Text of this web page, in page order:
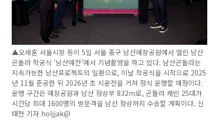
▲오세훈 서울시장 등이 5일 서울 중구 남산예장공원에서 열린 남산
곤돌라 착공식 ‘남산예찬’에서 기념촬영을 하고 있다. 남산곤돌라는
지속가능한 남산프로젝트의 일환으로, 이날 착공식을 시작으로 2025
년 11월 준공한 뒤 2026년 초 시운전을 거쳐 정식 운행할 예정이다.
운행 구간은 예장공원과 남산 정상부 832m로, 곤돌라 캐빈 25대가
시간당 최대 1600명의 방문객을 남산 정상까지 수송할 계획이다. 신
태현 기자 holjjak@